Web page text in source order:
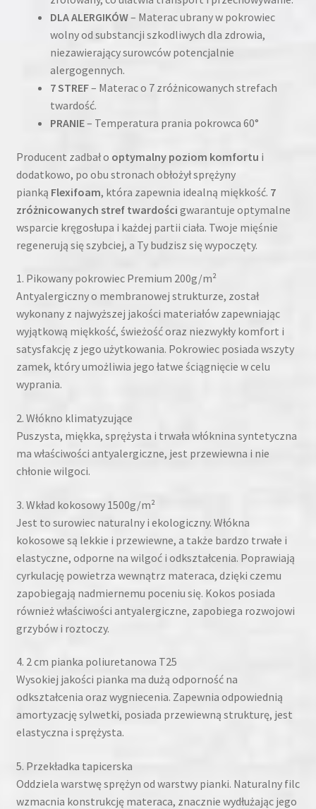
DLA ALERGIKÓW– Materac ubrany w pokrowiec
wolny od substancji szkodliwych dla zdrowia,
niezawierający surowców potencjalnie
alergogennych.
7 STREF– Materac o 7 zróżnicowanych strefach
twardość.
PRANIE– Temperatura prania pokrowca 60°
Producent zadbał o optymalny poziom komfortu i
dodatkowo, po obu stronach obłożył sprężyny
pianką Flexifoam, która zapewnia idealną miękkość. 7
zróżnicowanych stref twardości gwarantuje optymalne
wsparcie kręgosłupa i każdej partii ciała. Twoje mięśnie
regenerują się szybciej, a Ty budzisz się wypoczęty.
1. Pikowany pokrowiec Premium 200g/m²
Antyalergiczny o membranowej strukturze, został
wykonany z najwyższej jakości materiałów zapewniając
wyjątkową miękkość, świeżość oraz niezwykły komfort i
satysfakcję z jego użytkowania. Pokrowiec posiada wszyty
zamek, który umożliwia jego łatwe ściągnięcie w celu
wyprania.
2. Włókno klimatyzujące
Puszysta, miękka, sprężysta i trwała włóknina syntetyczna
ma właściwości antyalergiczne, jest przewiewna i nie
chłonie wilgoci.
3. Wkład kokosowy 1500g/m²
Jest to surowiec naturalny i ekologiczny. Włókna
kokosowe są lekkie i przewiewne, a także bardzo trwałe i
elastyczne, odporne na wilgoć i odkształcenia. Poprawiają
cyrkulację powietrza wewnątrz materaca, dzięki czemu
zapobiegają nadmiernemu poceniu się. Kokos posiada
również właściwości antyalergiczne, zapobiega rozwojowi
grzybów i roztoczy.
4. 2 cm pianka poliuretanowa T25
Wysokiej jakości pianka ma dużą odporność na
odkształcenia oraz wygniecenia. Zapewnia odpowiednią
amortyzację sylwetki, posiada przewiewną strukturę, jest
elastyczna i sprężysta.
5. Przekładka tapicerska
Oddziela warstwę sprężyn od warstwy pianki. Naturalny filc
wzmacnia konstrukcję materaca, znacznie wydłużając jego